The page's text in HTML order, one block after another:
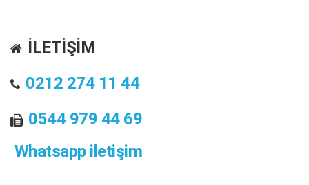
İLETİŞİM
0212 274 11 44
0544 979 44 69
Whatsapp iletişim